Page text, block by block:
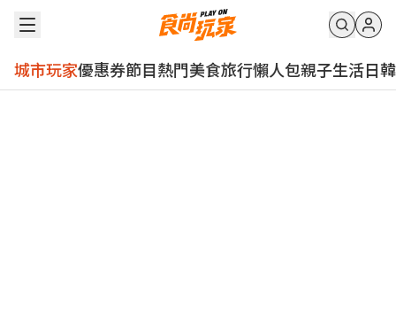
城市玩家優惠券節目熱門美食旅行懶人包親子生活日韓